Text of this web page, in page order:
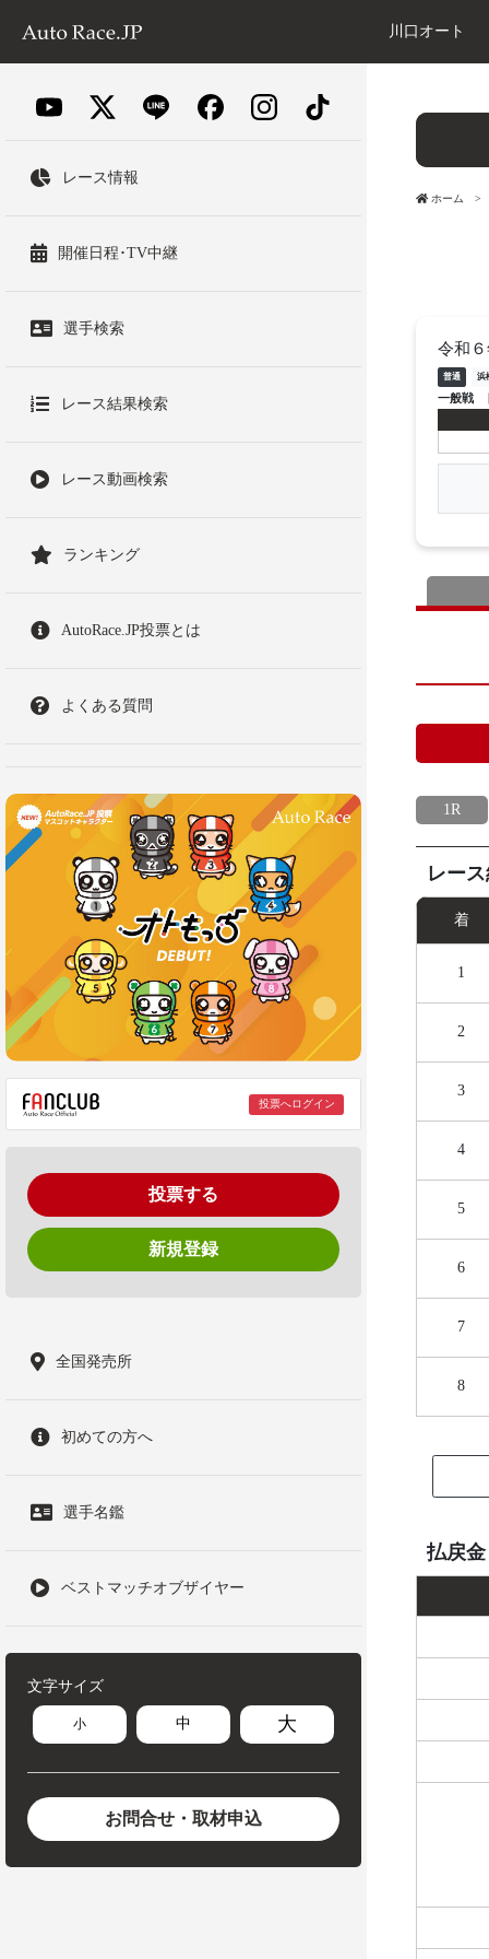
川口オート
レース情報
開催日程･TV中継
選手検索
レース結果検索
レース動画検索
ランキング
AutoRace.JP投票とは
よくある質問
投票へログイン
投票する
新規登録
全国発売所
初めての方へ
選手名鑑
ベストマッチオブザイヤー
文字サイズ
小 中 大
お問合せ・取材申込
ホーム
令和
普通 浜
一般戦
1R
レー
着
1
2
3
4
5
6
7
8
払戻金